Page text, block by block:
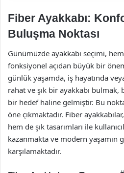
Fiber Ayakkabı:
Buluşma Noktası
Günümüzde ayakkabı seçimi,
fonksiyonel açıdan büyük bir
günlük yaşamda, iş hayatında
rahat ve şık bir ayakkabı
bir hedef haline gelmiştir. Bu
öne çıkmaktadır. Fiber
hem de şık tasarımları ile
kazanmakta ve modern yaşamın
karşılamaktadır.